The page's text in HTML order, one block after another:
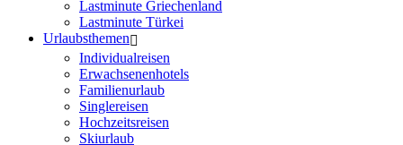
Lastminute Griechenland
Lastminute Türkei
Urlaubsthemen
Individualreisen
Erwachsenenhotels
Familienurlaub
Singlereisen
Hochzeitsreisen
Skiurlaub